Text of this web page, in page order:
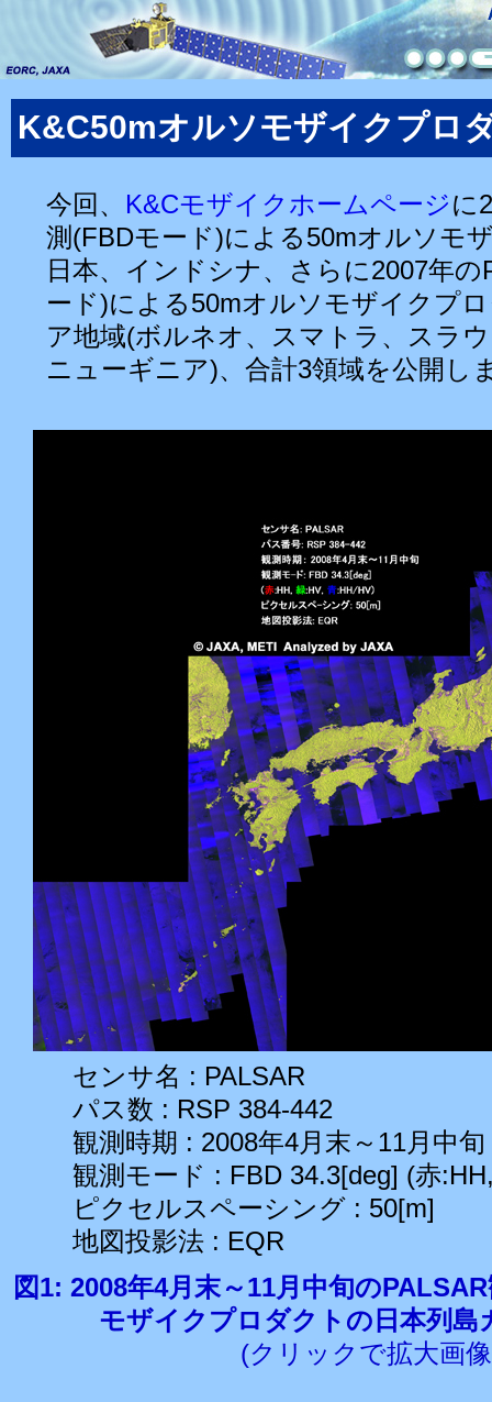
K&C50mオルソモザイクプロ
今回、 K&Cモザイクホームページに
測(FBDモード)による50mオルソモ
日本、インドシナ、さらに2007年の
ード)による50mオルソモザイクプ
ア地域(ボルネオ、スマトラ、スラ
ニューギニア)、合計3領域を公開し
センサ名 : PALSAR
パス数 : RSP 384-442
観測時期 : 2008年4月末～11月中旬
観測モード : FBD 34.3[deg] (赤
ピクセルスペーシング : 50[m]
地図投影法 : EQR
図1: 2008年4月末～11月中旬の
モザイクプロダクトの日本列島
(クリックで拡大画